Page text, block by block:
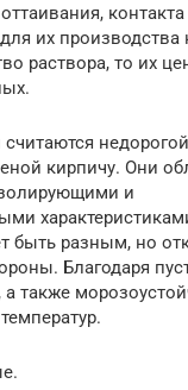
контакта
их производства
раствора, то их
кирпичу. Они
и
быть разным, но
Благодаря
а также